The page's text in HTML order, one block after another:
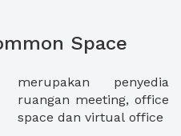
Space
space dan virtual office